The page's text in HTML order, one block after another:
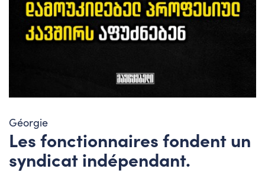
Géorgie
Les fonctionnaires fondent un
syndicat indépendant.